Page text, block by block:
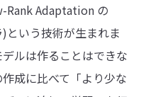
Rank Adaptation の
という技術が生まれま
ルは作ることはできな
成に比べて「より少な